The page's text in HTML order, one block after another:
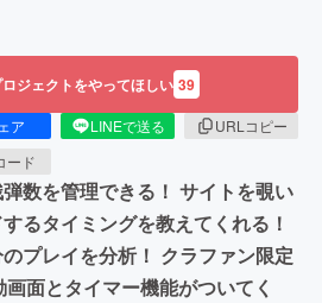
ジェクトをやってほしい 39
ア LINEで送る
URLコピー
ード
数を管理できる！ サイトを覗い
るタイミングを教えてくれる！
プレイを分析！ クラファン限定
面とタイマー機能がついてく